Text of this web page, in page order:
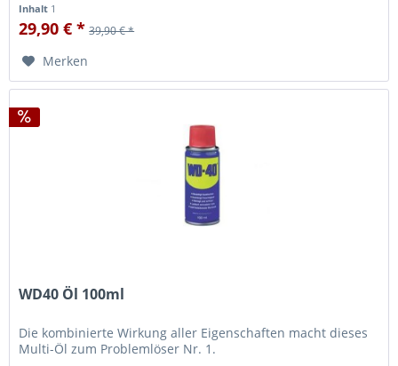
Inhalt 1
29,90 € * 39,90 € *
Merken
WD40 Öl 100ml
Die kombinierte Wirkung aller Eigenschaften macht dieses
Multi-Öl zum Problemlöser Nr. 1.